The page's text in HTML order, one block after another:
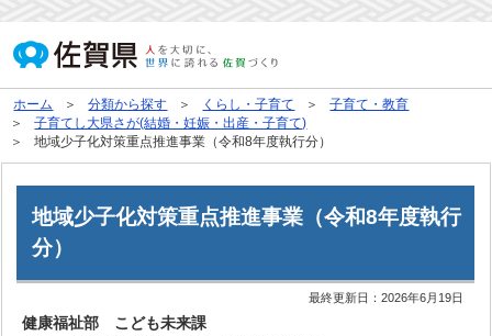
ホーム 分類から探す くらし・子育て
子育て・教育
子育てし大県さが(結婚・妊娠・出産・子育て)
地域少子化対策重点推進事業（令和8年度執行分）
地域少子化対策重点推進事業（令和8年度執行
分）
最終更新日：2026年6月19日
健康福祉部 こども未来課